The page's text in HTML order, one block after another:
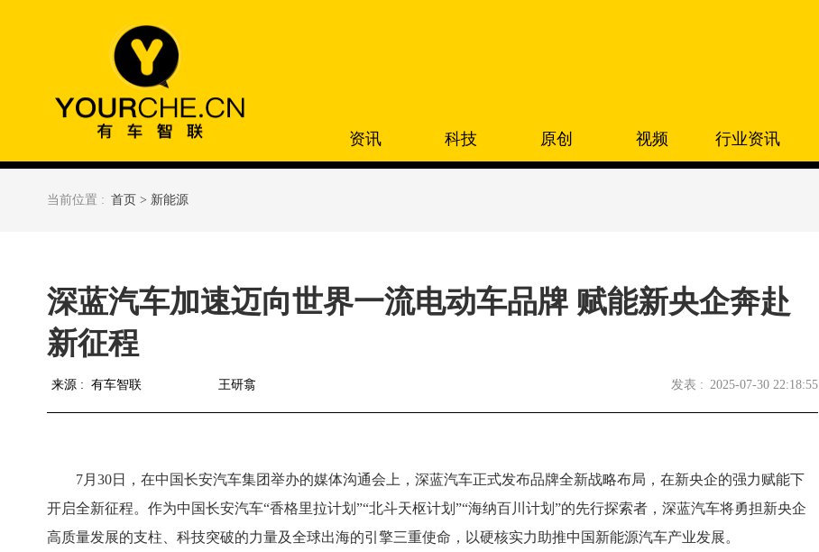
资讯 科技 原创 视频 行业资讯
当前位置 : 首页 > 新能源
深蓝汽车加速迈向世界一流电动车品牌 赋能新央企奔赴
新征程
来源 : 有车智联 王研翕 发表 : 2025-07-30 22:18:55
7月30日，在中国长安汽车集团举办的媒体沟通会上，深蓝汽车正式发布品牌全新战略布局，在新央企的强力赋能下
开启全新征程。作为中国长安汽车“香格里拉计划”“北斗天枢计划”“海纳百川计划”的先行探索者，深蓝汽车将勇担新央企
高质量发展的支柱、科技突破的力量及全球出海的引擎三重使命，以硬核实力助推中国新能源汽车产业发展。